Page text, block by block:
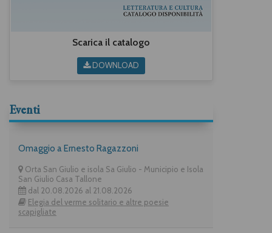
Scarica il catalogo
DOWNLOAD
Eventi
Omaggio a Ernesto Ragazzoni
Orta San Giulio e isola Sa Giulio - Municipio e Isola
San Giulio Casa Tallone
dal 20.08.2026 al 21.08.2026
Elegia del verme solitario e altre poesie
scapigliate